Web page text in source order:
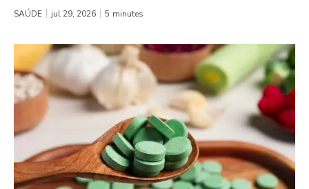
SAÚDE jul 29, 2026 5 minutes